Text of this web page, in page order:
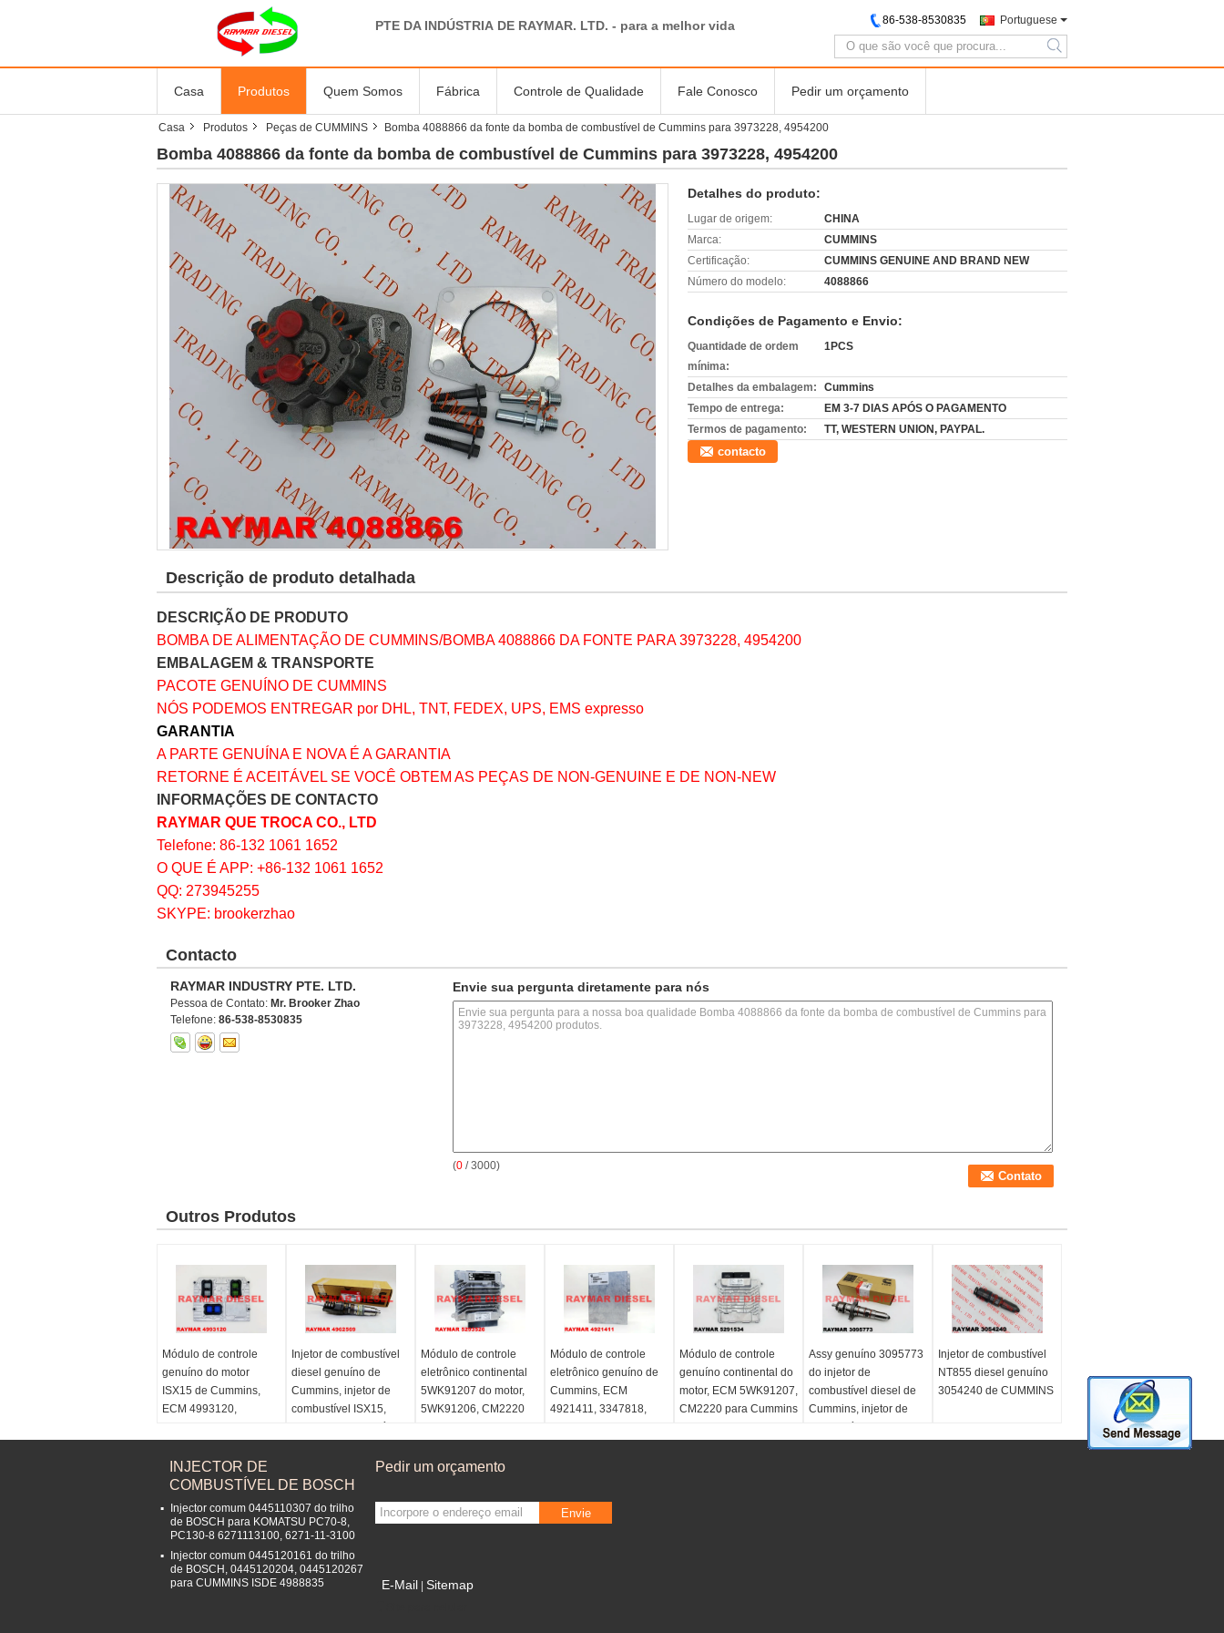
PTE DA INDÚSTRIA DE RAYMAR. LTD. - para a melhor vida Portuguese
86-538-8530835
search
Casa Produtos Quem Somos Fábrica Controle de Qualidade Fale Conosco Pedir um orçamento
Casa Produtos Peças de CUMMINS Bomba 4088866 da fonte da bomba de combustível de Cummins para 3973228, 4954200
Bomba 4088866 da fonte da bomba de combustível de Cummins para 3973228, 4954200
Detalhes do produto:
Lugar de origem:
CHINA
Marca:
CUMMINS
Certificação:
CUMMINS GENUINE AND BRAND NEW
Número do modelo:
4088866
Condições de Pagamento e Envio:
Quantidade de ordem
mínima:
1PCS
Detalhes da embalagem:
Cummins
Tempo de entrega:
EM 3-7 DIAS APÓS O PAGAMENTO
Termos de pagamento:
TT, WESTERN UNION, PAYPAL.
contacto
Descrição de produto detalhada
DESCRIÇÃO DE PRODUTO
BOMBA DE ALIMENTAÇÃO DE CUMMINS/BOMBA 4088866 DA FONTE PARA 3973228, 4954200
EMBALAGEM & TRANSPORTE
PACOTE GENUÍNO DE CUMMINS
NÓS PODEMOS ENTREGAR por DHL, TNT, FEDEX, UPS, EMS expresso
GARANTIA
A PARTE GENUÍNA E NOVA É A GARANTIA
RETORNE É ACEITÁVEL SE VOCÊ OBTEM AS PEÇAS DE NON-GENUINE E DE NON-NEW
INFORMAÇÕES DE CONTACTO
RAYMAR QUE TROCA CO., LTD
Telefone: 86-132 1061 1652
O QUE É APP: +86-132 1061 1652
QQ: 273945255
SKYPE: brookerzhao
Contacto
RAYMAR INDUSTRY PTE. LTD.
Pessoa de Contato: Mr. Brooker Zhao
Telefone: 86-538-8530835
Envie sua pergunta diretamente para nós
(0 / 3000)
Outros Produtos
Módulo de controle
genuíno do motor
ISX15 de Cummins,
ECM 4993120,
Injetor de combustível
diesel genuíno de
Cummins, injetor de
combustível ISX15,
Módulo de controle
eletrônico continental
5WK91207 do motor,
5WK91206, CM2220
C5293526
Módulo de controle
eletrônico genuíno de
Cummins, ECM
4921411, 3347818,
Módulo de controle
genuíno continental do
motor, ECM 5WK91207,
CM2220 para Cummins
Assy genuíno 3095773
do injetor de
combustível diesel de
Cummins, injetor de
Injetor de combustível
NT855 diesel genuíno
3054240 de CUMMINS
INJECTOR DE
COMBUSTÍVEL DE BOSCH
Injector comum 0445110307 do trilho
de BOSCH para KOMATSU PC70-8,
PC130-8 6271113100, 6271-11-3100
Injector comum 0445120161 do trilho
de BOSCH, 0445120204, 0445120267
para CUMMINS ISDE 4988835
Pedir um orçamento
Envie
E-Mail Sitemap